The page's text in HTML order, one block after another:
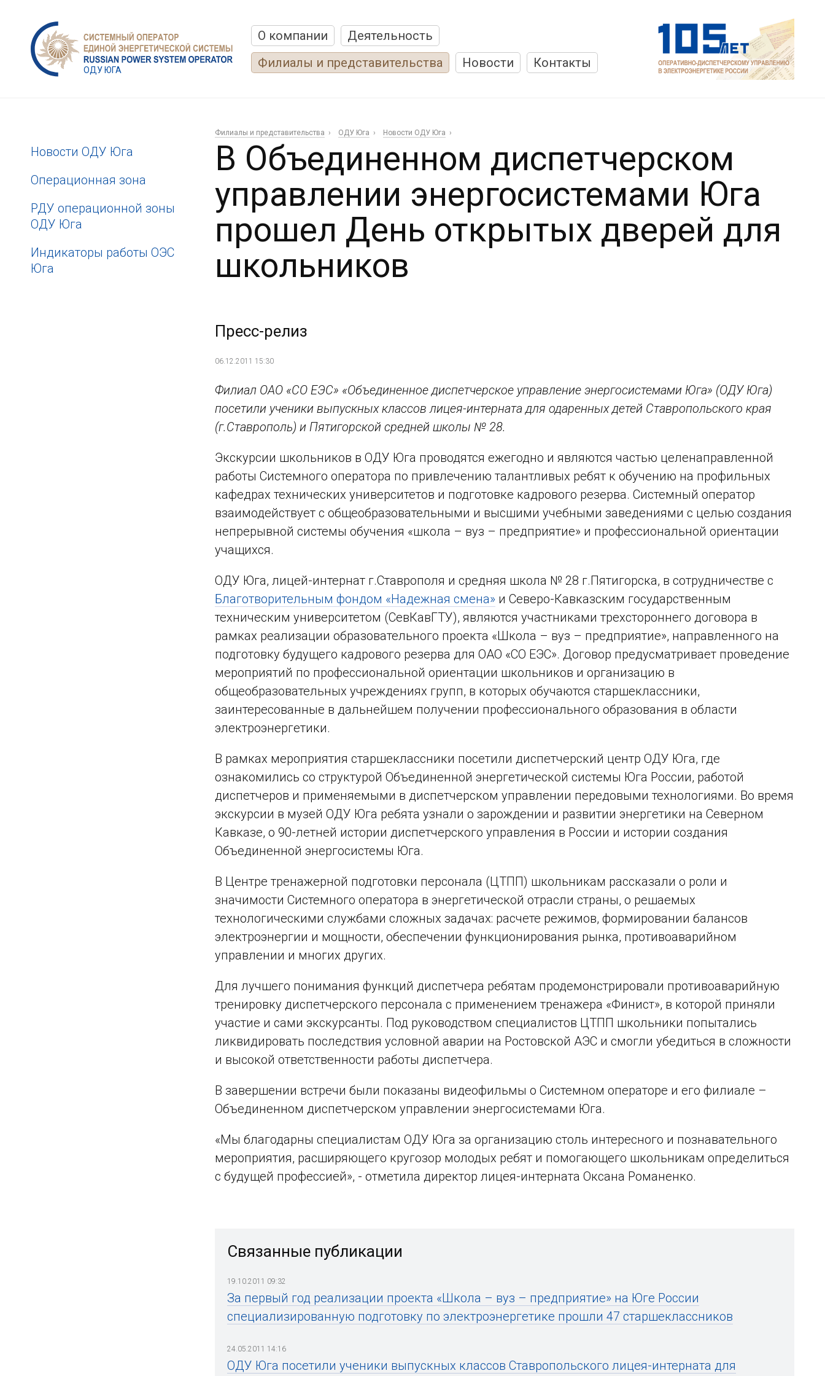
ОДУ ЮГА
О компании
Деятельность
Филиалы и представительства
Новости Контакты
Новости ОДУ Юга
Операционная зона
РДУ операционной зоны
ОДУ Юга
Индикаторы работы ОЭС
Юга
Филиалы и представительства ОДУ Юга Новости ОДУ Юга
В Объединенном диспетчерском
управлении энергосистемами Юга
прошел День открытых дверей для
школьников
Пресс-релиз
06.12.2011 15:30
Филиал ОАО «СО ЕЭС» «Объединенное диспетчерское управление энергосистемами Юга» (ОДУ Юга)
посетили ученики выпускных классов лицея-интерната для одаренных детей Ставропольского края
(г.Ставрополь) и Пятигорской средней школы № 28.
Экскурсии школьников в ОДУ Юга проводятся ежегодно и являются частью целенаправленной
работы Системного оператора по привлечению талантливых ребят к обучению на профильных
кафедрах технических университетов и подготовке кадрового резерва. Системный оператор
взаимодействует с общеобразовательными и высшими учебными заведениями с целью создания
непрерывной системы обучения «школа – вуз – предприятие» и профессиональной ориентации
учащихся.
ОДУ Юга, лицей-интернат г.Ставрополя и средняя школа № 28 г.Пятигорска, в сотрудничестве с
Благотворительным фондом «Надежная смена» и Северо-Кавказским государственным
техническим университетом (СевКавГТУ), являются участниками трехстороннего договора в
рамках реализации образовательного проекта «Школа – вуз – предприятие», направленного на
подготовку будущего кадрового резерва для ОАО «СО ЕЭС». Договор предусматривает проведение
мероприятий по профессиональной ориентации школьников и организацию в
общеобразовательных учреждениях групп, в которых обучаются старшеклассники,
заинтересованные в дальнейшем получении профессионального образования в области
электроэнергетики.
В рамках мероприятия старшеклассники посетили диспетчерский центр ОДУ Юга, где
ознакомились со структурой Объединенной энергетической системы Юга России, работой
диспетчеров и применяемыми в диспетчерском управлении передовыми технологиями. Во время
экскурсии в музей ОДУ Юга ребята узнали о зарождении и развитии энергетики на Северном
Кавказе, о 90-летней истории диспетчерского управления в России и истории создания
Объединенной энергосистемы Юга.
В Центре тренажерной подготовки персонала (ЦТПП) школьникам рассказали о роли и
значимости Системного оператора в энергетической отрасли страны, о решаемых
технологическими службами сложных задачах: расчете режимов, формировании балансов
электроэнергии и мощности, обеспечении функционирования рынка, противоаварийном
управлении и многих других.
Для лучшего понимания функций диспетчера ребятам продемонстрировали противоаварийную
тренировку диспетчерского персонала с применением тренажера «Финист», в которой приняли
участие и сами экскурсанты. Под руководством специалистов ЦТПП школьники попытались
ликвидировать последствия условной аварии на Ростовской АЭС и смогли убедиться в сложности
и высокой ответственности работы диспетчера.
В завершении встречи были показаны видеофильмы о Системном операторе и его филиале –
Объединенном диспетчерском управлении энергосистемами Юга.
«Мы благодарны специалистам ОДУ Юга за организацию столь интересного и познавательного
мероприятия, расширяющего кругозор молодых ребят и помогающего школьникам определиться
с будущей профессией», - отметила директор лицея-интерната Оксана Романенко.
Связанные публикации
19.10.2011 09:32
За первый год реализации проекта «Школа – вуз – предприятие» на Юге России
специализированную подготовку по электроэнергетике прошли 47 старшеклассников
24.05.2011 14:16
ОДУ Юга посетили ученики выпускных классов Ставропольского лицея-интерната для